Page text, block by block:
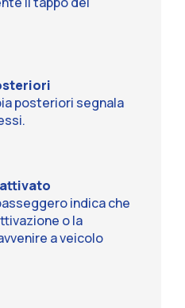
posteriori segnala
indica che
o la
a veicolo